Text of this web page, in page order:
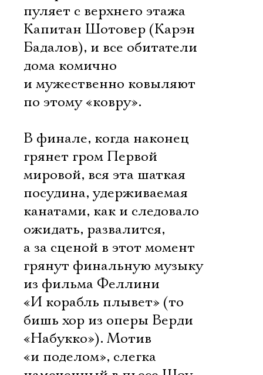
пуляет с верхнего этажа
Капитан Шотовер (Карэн
Бадалов), и все обитатели
дома комично
и мужественно ковыляют
по этому «ковру».
В финале, когда наконец
грянет гром Первой
мировой, вся эта шаткая
посудина, удерживаемая
канатами, как и следовало
ожидать, развалится,
а за сценой в этот момент
грянут финальную музыку
из фильма Феллини
«И корабль плывет» (то
бишь хор из оперы Верди
«Набукко»). Мотив
«и поделом», слегка